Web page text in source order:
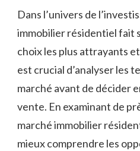
Dans l’univers de
immobilier résidentiel fait
choix les plus attrayants
‍est crucial d’analyser les
marché avant de décider
vente. En examinant de
marché immobilier
mieux comprendre les